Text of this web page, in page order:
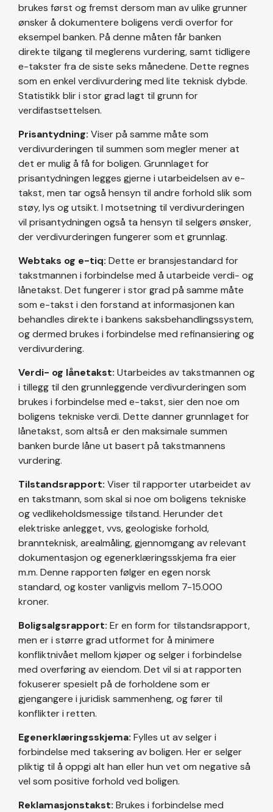
brukes først og fremst dersom man av ulike grunner
ønsker å dokumentere boligens verdi overfor for
eksempel banken. På denne måten får banken
direkte tilgang til meglerens vurdering, samt tidligere
e-takster fra de siste seks månedene. Dette regnes
som en enkel verdivurdering med lite teknisk dybde.
Statistikk blir i stor grad lagt til grunn for
verdifastsettelsen.
Prisantydning: Viser på samme måte som
verdivurderingen til summen som megler mener at
det er mulig å få for boligen. Grunnlaget for
prisantydningen legges gjerne i utarbeidelsen av e-
takst, men tar også hensyn til andre forhold slik som
støy, lys og utsikt. I motsetning til verdivurderingen
vil prisantydningen også ta hensyn til selgers ønsker,
der verdivurderingen fungerer som et grunnlag.
Webtaks og e-tiq: Dette er bransjestandard for
takstmannen i forbindelse med å utarbeide verdi- og
lånetakst. Det fungerer i stor grad på samme måte
som e-takst i den forstand at informasjonen kan
behandles direkte i bankens saksbehandlingssystem,
og dermed brukes i forbindelse med refinansiering og
verdivurdering.
Verdi- og lånetakst: Utarbeides av takstmannen og
i tillegg til den grunnleggende verdivurderingen som
brukes i forbindelse med e-takst, sier den noe om
boligens tekniske verdi. Dette danner grunnlaget for
lånetakst, som altså er den maksimale summen
banken burde låne ut basert på takstmannens
vurdering.
Tilstandsrapport: Viser til rapporter utarbeidet av
en takstmann, som skal si noe om boligens tekniske
og vedlikeholdsmessige tilstand. Herunder det
elektriske anlegget, vvs, geologiske forhold,
brannteknisk, arealmåling, gjennomgang av relevant
dokumentasjon og egenerklæringsskjema fra eier
m.m. Denne rapporten følger en egen norsk
standard, og koster vanligvis mellom 7-15.000
kroner.
Boligsalgsrapport: Er en form for tilstandsrapport,
men er i større grad utformet for å minimere
konfliktnivået mellom kjøper og selger i forbindelse
med overføring av eiendom. Det vil si at rapporten
fokuserer spesielt på de forholdene som er
gjengangere i juridisk sammenheng, og fører til
konflikter i retten.
Egenerklæringsskjema: Fylles ut av selger i
forbindelse med taksering av boligen. Her er selger
pliktig til å oppgi alt han eller hun vet om negative så
vel som positive forhold ved boligen.
Reklamasjonstakst: Brukes i forbindelse med